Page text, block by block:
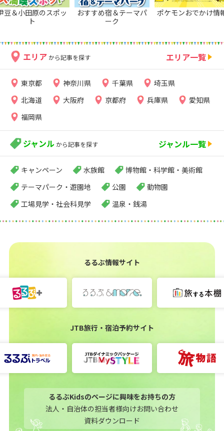
豆＆小田原のスポッ
ト
おすすめ宿＆テーマパ
ーク
ポケモンおでかけ情
エリア から記事を探す エリア一覧
東京都 神奈川県 千葉県
埼玉県
北海道
大阪府 京都府 兵庫県
愛知県
福岡県
ジャンル から記事を探す ジャンル一覧
キャンペーン 水族館
博物館・科学館・美術館
テーマパーク・遊園地
公園
動物園
工場見学・社会科見学
温泉・銭湯
るるぶ情報サイト
JTB旅行・宿泊予約サイト
るるぶKidsのページに興味をお持ちの方
法人・自治体の担当者様向けお問い合わせ
資料ダウンロード